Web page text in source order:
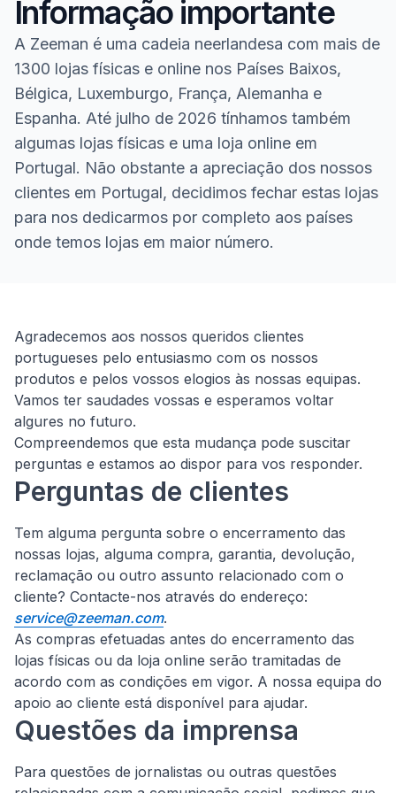
Informação importante
A Zeeman é uma cadeia neerlandesa com mais de
1300 lojas físicas e online nos Países Baixos,
Bélgica, Luxemburgo, França, Alemanha e
Espanha. Até julho de 2026 tínhamos também
algumas lojas físicas e uma loja online em
Portugal. Não obstante a apreciação dos nossos
clientes em Portugal, decidimos fechar estas lojas
para nos dedicarmos por completo aos países
onde temos lojas em maior número.
Homepage
Agradecemos aos nossos queridos clientes
portugueses pelo entusiasmo com os nossos
produtos e pelos vossos elogios às nossas equipas.
Vamos ter saudades vossas e esperamos voltar
algures no futuro.
Compreendemos que esta mudança pode suscitar
perguntas e estamos ao dispor para vos responder.
Perguntas de clientes
Tem alguma pergunta sobre o encerramento das
nossas lojas, alguma compra, garantia, devolução,
reclamação ou outro assunto relacionado com o
cliente? Contacte-nos através do endereço:
service@zeeman.com.
As compras efetuadas antes do encerramento das
lojas físicas ou da loja online serão tramitadas de
acordo com as condições em vigor. A nossa equipa do
apoio ao cliente está disponível para ajudar.
Questões da imprensa
Para questões de jornalistas ou outras questões